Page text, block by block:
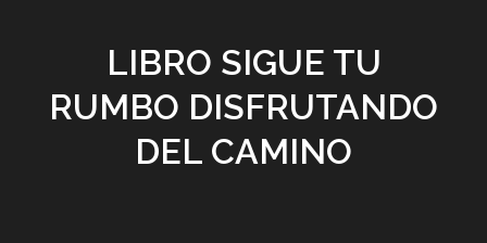
LIBRO SIGUE TU
RUMBO DISFRUTANDO
DEL CAMINO